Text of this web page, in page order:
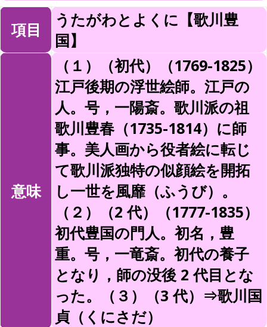
項目
うたがわとよくに【歌川豊
国】
意味
（１）（初代）（1769-1825）
江戸後期の浮世絵師。江戸の
人。号，一陽斎。歌川派の祖
歌川豊春（1735-1814）に師
事。美人画から役者絵に転じ
て歌川派独特の似顔絵を開拓
し一世を風靡（ふうび）。
（２）（2 代）（1777-1835）
初代豊国の門人。初名，豊
重。号，一竜斎。初代の養子
となり，師の没後 2 代目とな
った。（３）（3 代）⇒歌川国
貞（くにさだ）